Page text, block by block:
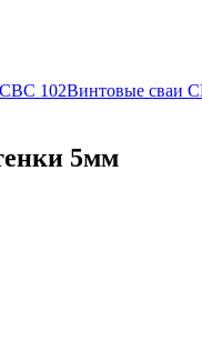
102Винтовые сваи
5мм